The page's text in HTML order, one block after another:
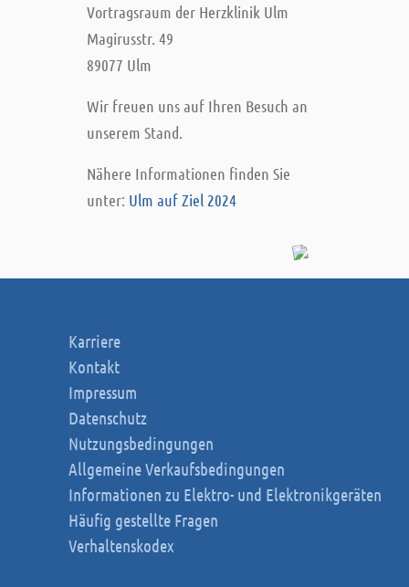
Vortragsraum der Herzklinik Ulm
Magirusstr. 49
89077 Ulm
Wir freuen uns auf Ihren Besuch an
unserem Stand.
Nähere Informationen finden Sie
unter: Ulm auf Ziel 2024
Karriere
Kontakt
Impressum
Datenschutz
Nutzungsbedingungen
Allgemeine Verkaufsbedingungen
Informationen zu Elektro- und Elektronikgeräten
Häufig gestellte Fragen
Verhaltenskodex